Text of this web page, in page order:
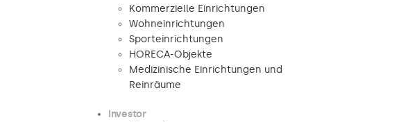
Kommerzielle Einrichtungen
Wohneinrichtungen
Sporteinrichtungen
HORECA-Objekte
Medizinische Einrichtungen und
Reinräume
Investor